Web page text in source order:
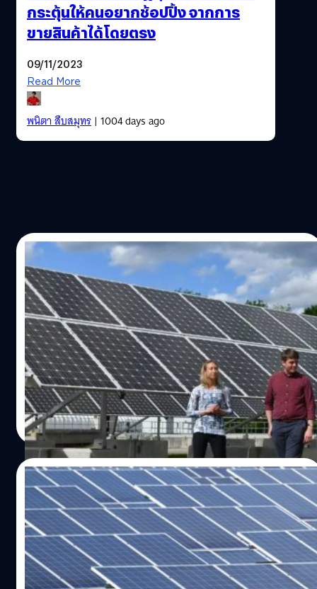
กระตุ้นให้คนอยากช้อปปิ้ง จากการ
ขายสินค้าได้โดยตรง
09/11/2023
Read More
พนิตา สืบสมุทร| 1004 days ago
27/05/2023
ความมั่นคงทางพลังงาน : สิ่งที่รัฐบาลสหรัฐฯ
แสวงหา และความเสี่ยงของส่งออกไทย
สหรัฐฯ นับเป็นตลาดส่งออกโซลาร์เซลล์อันดับ 1 ของไทย โดย
ครองสัดส่วนการส่งออกมากกว่าครึ่งหนึ่ง แต่ตลาดที่สำคัญนี้
กำลังเผชิญกับความท้าทายที่น่ากังวล
วาณิชชา สายเสมา | 1170 days ago
Read More
23/05/2023
ปธน.ไบเดน ใช้สิทธิวีโต้ งดภาษีนำเข้าแผงโซ
ลาร์จาก 4 ประเทศในอาเซียนนาน 2 ปี
ประธานาธิบดีโจ ไบเดน ผู้นำของสหรัฐฯ ได้ใช้สิทธิวีโต้ เพื่อ
ยกเว้นภาษีสำหรับแผงโซลาร์ที่นำเข้าจาก 4 ประเทศใน